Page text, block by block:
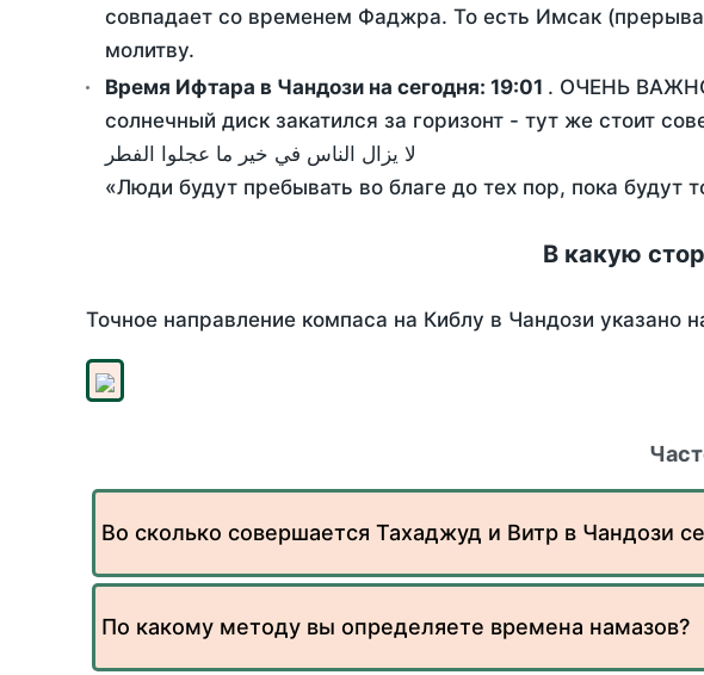
совпадает со временем Фаджра. То есть Имсак
молитву.
Время Ифтара в Чандози на сегодня: 19:01 . ОЧЕНЬ
солнечный диск закатился за горизонт - тут же стоит
لا يزال الناس في خير ما عجلوا الفطر
«Люди будут пребывать во благе до тех пор, пока
В какую
Точное направление компаса на Киблу в Чандози указано
Во сколько совершается Тахаджуд и Витр в Чандози
По какому методу вы определяете времена намазов?